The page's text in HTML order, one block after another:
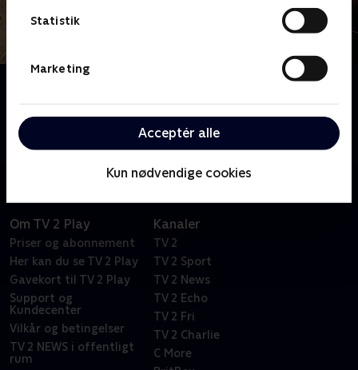
Statistik
Marketing
Acceptér alle
Kun nødvendige cookies
feriekoloni, hvor de skal kæmpe om at klare sig bedst
igennem sommerens mange udfordringer.
Om TV 2 Play
Priser og abonnement
Her kan du se TV 2 Play
Gavekort til TV 2 Play
Support og
Kundecenter
Vilkår og betingelser
TV 2 NEWS i offentligt
rum
Kanaler
TV 2
TV 2 Sport
TV 2 News
TV 2 Echo
TV 2 Fri
TV 2 Charlie
C More